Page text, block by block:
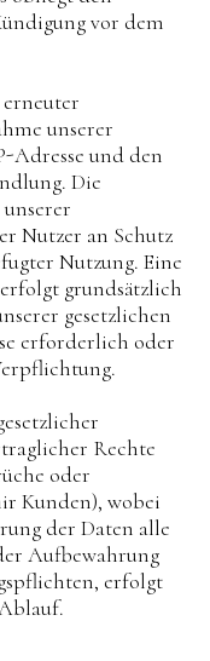
vor dem
unserer
Adresse und den
Die
Nutzer an Schutz
Nutzung. Eine
grundsätzlich
gesetzlichen
erforderlich oder
Rechte
oder
Kunden), wobei
der Daten alle
Aufbewahrung
erfolgt